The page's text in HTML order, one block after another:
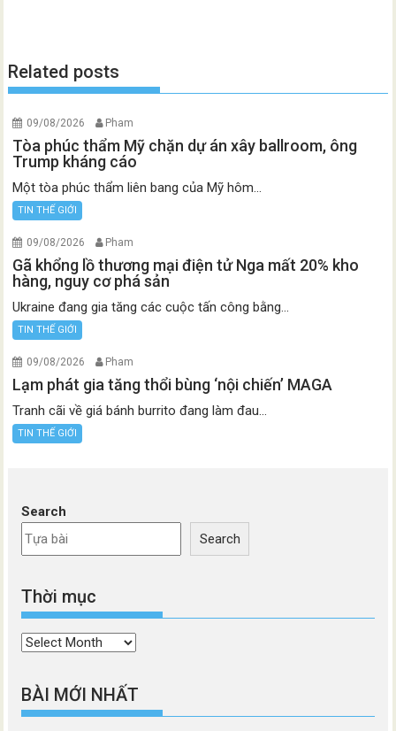
Related posts
09/08/2026 Pham
Tòa phúc thẩm Mỹ chặn dự án xây ballroom, ông
Trump kháng cáo
Một tòa phúc thẩm liên bang của Mỹ hôm...
TIN THẾ GIỚI
09/08/2026 Pham
Gã khổng lồ thương mại điện tử Nga mất 20% kho
hàng, nguy cơ phá sản
Ukraine đang gia tăng các cuộc tấn công bằng...
TIN THẾ GIỚI
09/08/2026 Pham
Lạm phát gia tăng thổi bùng ‘nội chiến’ MAGA
Tranh cãi về giá bánh burrito đang làm đau...
TIN THẾ GIỚI
Search
Search
Thời mục
Thời
BÀI MỚI NHẤT